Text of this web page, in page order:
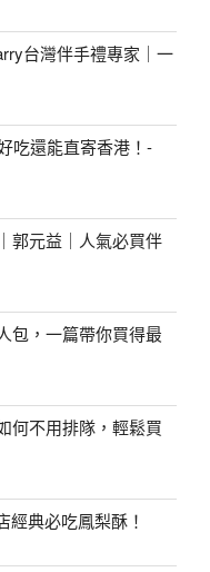
台灣伴手禮專家｜一
吃還能直寄香港！-
郭元益｜人氣必買伴
包，一篇帶你買得最
何不用排隊，輕鬆買
經典必吃鳳梨酥！